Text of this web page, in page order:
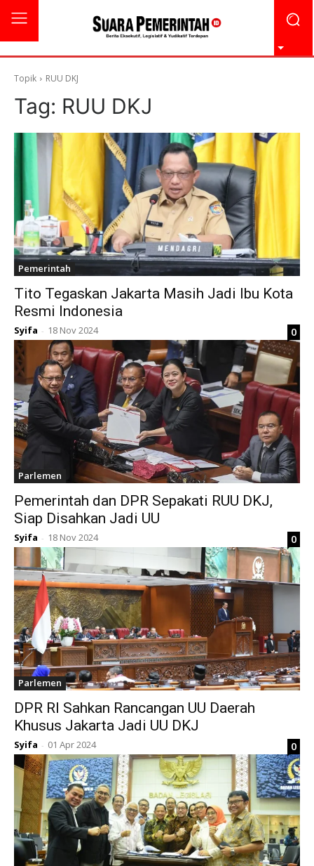
Topik RUU DKJ
Tag: RUU DKJ
Pemerintah
Tito Tegaskan Jakarta Masih Jadi Ibu Kota
Resmi Indonesia
Syifa - 18 Nov 2024 0
Parlemen
Pemerintah dan DPR Sepakati RUU DKJ,
Siap Disahkan Jadi UU
Syifa - 18 Nov 2024 0
Parlemen
DPR RI Sahkan Rancangan UU Daerah
Khusus Jakarta Jadi UU DKJ
Syifa - 01 Apr 2024 0